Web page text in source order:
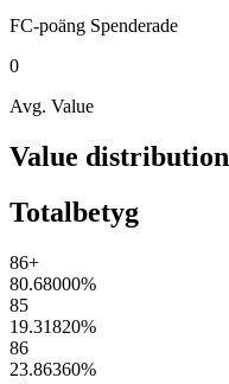
FC-poäng Spenderade
0
Avg. Value
Value distribution
Totalbetyg
86+
80.68000%
85
19.31820%
86
23.86360%